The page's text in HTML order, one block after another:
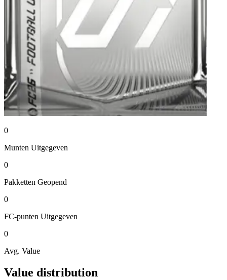
0
Munten Uitgegeven
0
Pakketten Geopend
0
FC-punten Uitgegeven
0
Avg. Value
Value distribution